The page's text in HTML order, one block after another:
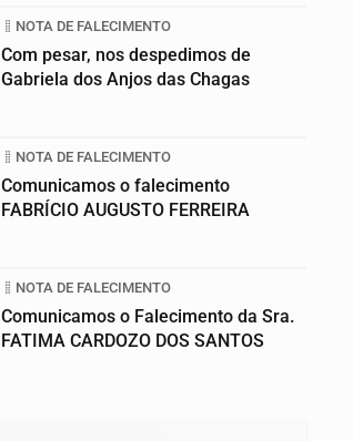
NOTA DE FALECIMENTO
Com pesar, nos despedimos de
Gabriela dos Anjos das Chagas
NOTA DE FALECIMENTO
Comunicamos o falecimento
FABRÍCIO AUGUSTO FERREIRA
NOTA DE FALECIMENTO
Comunicamos o Falecimento da Sra.
FATIMA CARDOZO DOS SANTOS